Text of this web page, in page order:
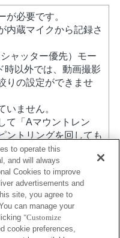
が必要です。
内蔵マイクから記録さ
ャッター優先）モー
時以外では、動画撮影
りの設定ができませ
いません。
て「Aマウントレン
ントリングを回しても
起動しません。 「カ
ーに「ピント拡大」も
割り当てて使用してく
ません。
よる3軸手ブレ補正
。
to operate this
and will always
Cookies to improve
advertisements and
site, you agree to
can manage your
"Customize
cookie preferences,